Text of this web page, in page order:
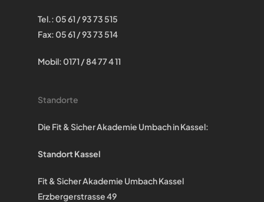
Tel.: 05 61 / 93 73 515
Fax: 05 61 / 93 73 514
Mobil: 0171 / 84 77 4 11
Standorte
Die Fit & Sicher Akademie Umbach in Kassel:
Standort Kassel
Fit & Sicher Akademie Umbach Kassel
Erzbergerstrasse 49